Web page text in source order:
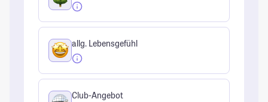
allg. Lebensgefühl
Club-Angebot